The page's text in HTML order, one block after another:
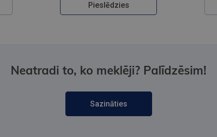
Pieslēdzies
Neatradi to, ko meklēji? Palīdzēsim!
Sazināties